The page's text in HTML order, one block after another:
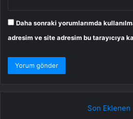
Daha sonraki yorumlarımda
adresim ve site adresim bu tarayıcıya
Son Eklenen